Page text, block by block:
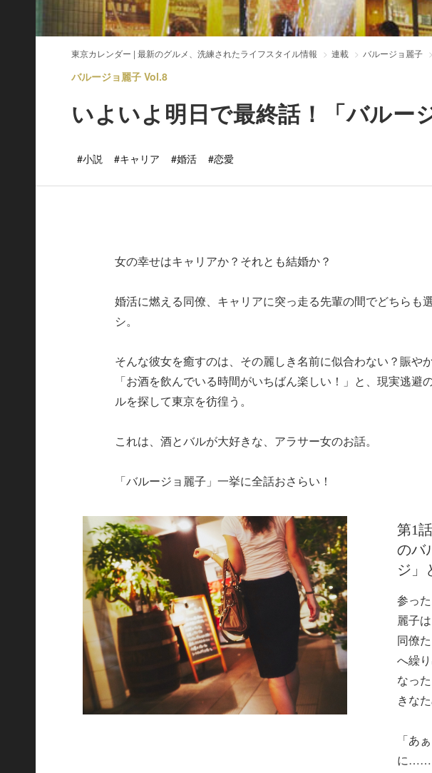
東京カレンダー | 最新のグルメ、洗練されたライフスタイル情報 連載 バルージョ麗子
バルージョ麗子 Vol.8
いよいよ明日で最終話！「バルー
#小説 #キャリア #婚活 #恋愛
女の幸せはキャリアか？それとも結婚か？
婚活に燃える同僚、キャリアに突っ走る先輩の間でどちらも
シ。
そんな彼女を癒すのは、その麗しき名前に似合わない？賑や
「お酒を飲んでいる時間がいちばん楽しい！」と、現実逃
ルを探して東京を彷徨う。
これは、酒とバルが大好きな、アラサー女のお話。
「バルージョ麗子」一挙に全話おさらい！
第1
のバ
ジ」
参っ
麗子
同僚
へ繰
なっ
きな
「あ
に……